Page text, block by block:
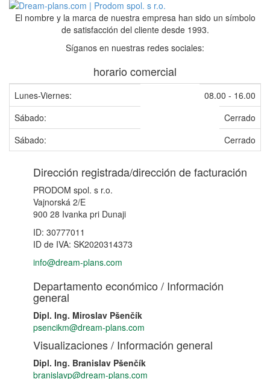
El nombre y la marca de nuestra empresa han sido un símbolo
de satisfacción del cliente desde 1993.
Síganos en nuestras redes sociales:
horario comercial
Lunes-Viernes:
08.00 - 16.00
Sábado:
Cerrado
Sábado:
Cerrado
Dirección registrada/dirección de facturación
PRODOM spol. s r.o.
Vajnorská 2/E
900 28 Ivanka pri Dunaji
ID: 30777011
ID de IVA: SK2020314373
info@dream-plans.com
Departamento económico / Información
general
Dipl. Ing. Miroslav Pšenčík
psencikm@dream-plans.com
Visualizaciones / Información general
Dipl. Ing. Branislav Pšenčík
branislavp@dream-plans.com